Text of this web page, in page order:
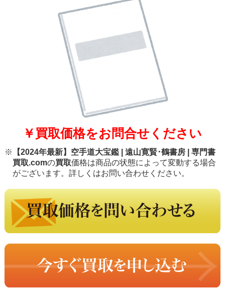
￥買取価格をお問合せください
※
【2024年最新】空手道大宝鑑 | 遠山寛賢･鶴書房 | 専門書
買取.comの買取価格は商品の状態によって変動する場合
がございます。詳しくはお問い合わせください。